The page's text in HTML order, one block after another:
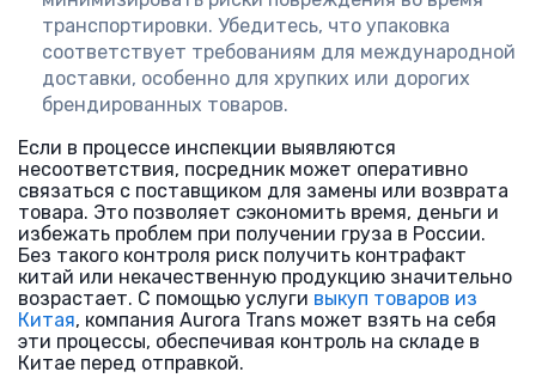
транспортировки. Убедитесь, что упаковка
соответствует требованиям для международной
доставки, особенно для хрупких или дорогих
брендированных товаров.
Если в процессе инспекции выявляются
несоответствия, посредник может оперативно
связаться с поставщиком для замены или возврата
товара. Это позволяет сэкономить время, деньги и
избежать проблем при получении груза в России.
Без такого контроля риск получить контрафакт
китай или некачественную продукцию значительно
возрастает. С помощью услуги выкуп товаров из
Китая, компания Aurora Trans может взять на себя
эти процессы, обеспечивая контроль на складе в
Китае перед отправкой.